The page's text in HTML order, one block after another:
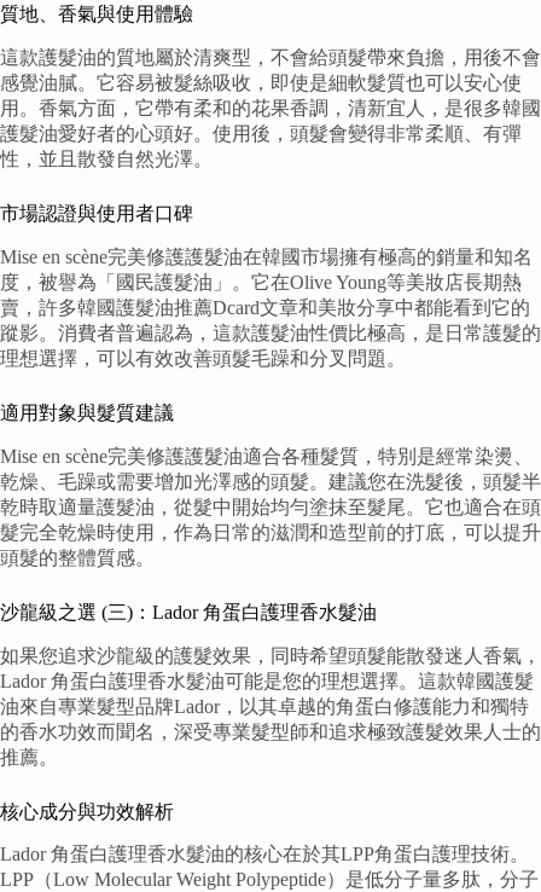
質地、香氣與使用體驗
這款護髮油的質地屬於清爽型，不會給頭髮帶來負擔，用後不會
感覺油膩。它容易被髮絲吸收，即使是細軟髮質也可以安心使
用。香氣方面，它帶有柔和的花果香調，清新宜人，是很多韓國
護髮油愛好者的心頭好。使用後，頭髮會變得非常柔順、有彈
性，並且散發自然光澤。
市場認證與使用者口碑
Mise en scène完美修護護髮油在韓國市場擁有極高的銷量和知名
度，被譽為「國民護髮油」。它在Olive Young等美妝店長期熱
賣，許多韓國護髮油推薦Dcard文章和美妝分享中都能看到它的
蹤影。消費者普遍認為，這款護髮油性價比極高，是日常護髮的
理想選擇，可以有效改善頭髮毛躁和分叉問題。
適用對象與髮質建議
Mise en scène完美修護護髮油適合各種髮質，特別是經常染燙、
乾燥、毛躁或需要增加光澤感的頭髮。建議您在洗髮後，頭髮半
乾時取適量護髮油，從髮中開始均勻塗抹至髮尾。它也適合在頭
髮完全乾燥時使用，作為日常的滋潤和造型前的打底，可以提升
頭髮的整體質感。
沙龍級之選 (三)：Lador 角蛋白護理香水髮油
如果您追求沙龍級的護髮效果，同時希望頭髮能散發迷人香氣，
Lador 角蛋白護理香水髮油可能是您的理想選擇。這款韓國護髮
油來自專業髮型品牌Lador，以其卓越的角蛋白修護能力和獨特
的香水功效而聞名，深受專業髮型師和追求極致護髮效果人士的
推薦。
核心成分與功效解析
Lador 角蛋白護理香水髮油的核心在於其LPP角蛋白護理技術。
LPP（Low Molecular Weight Polypeptide）是低分子量多肽，分子